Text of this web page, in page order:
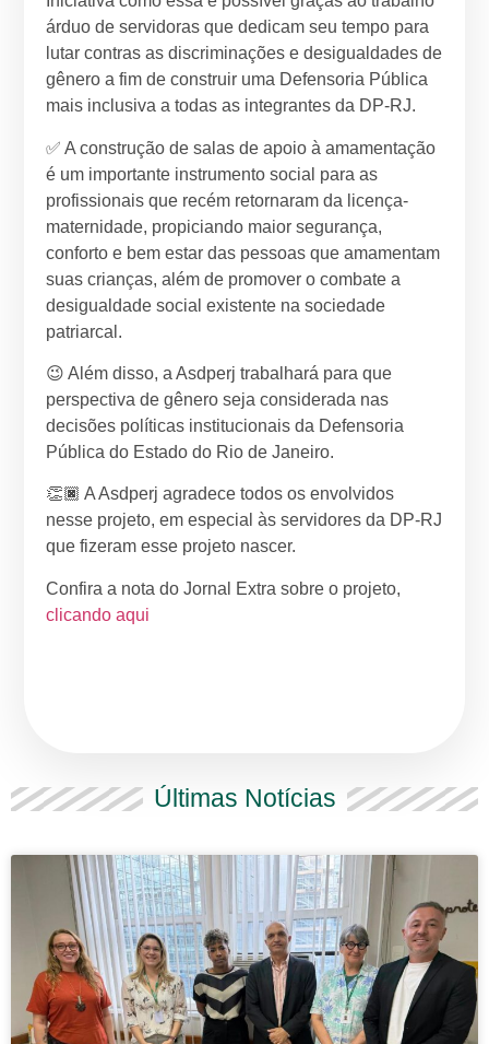
árduo de servidoras que dedicam seu tempo para
lutar contras as discriminações e desigualdades de
gênero a fim de construir uma Defensoria Pública
mais inclusiva a todas as integrantes da DP-RJ.
✅ A construção de salas de apoio à amamentação
é um importante instrumento social para as
profissionais que recém retornaram da licença-
maternidade, propiciando maior segurança,
conforto e bem estar das pessoas que amamentam
suas crianças, além de promover o combate a
desigualdade social existente na sociedade
patriarcal.
😉 Além disso, a Asdperj trabalhará para que
perspectiva de gênero seja considerada nas
decisões políticas institucionais da Defensoria
Pública do Estado do Rio de Janeiro.
👏🏿 A Asdperj agradece todos os envolvidos
nesse projeto, em especial às servidores da DP-RJ
que fizeram esse projeto nascer.
Confira a nota do Jornal Extra sobre o projeto,
clicando aqui
Últimas Notícias